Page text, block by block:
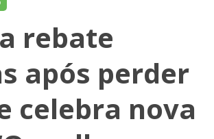
rebate
após perder
celebra nova